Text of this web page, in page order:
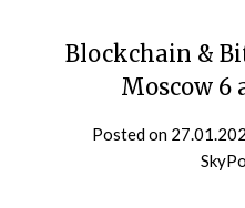
Blockchain &
Moscow 6
Posted on